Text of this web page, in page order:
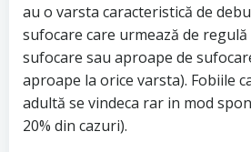
au o varsta caracteristică de
sufocare care urmează de
sufocare sau aproape de
aproape la orice varsta). Fobiile
adultă se vindeca rar in mod
20% din cazuri).